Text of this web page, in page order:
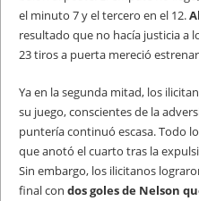
el minuto 7 y el tercero en el 12.
resultado que no hacía justicia a
23 tiros a puerta mereció
Ya en lasegunda mitad, los
su juego, conscientes de la
puntería continuó escasa. Todo
que anotó el cuarto tras la
Sin embargo, los ilicitanos
final con dos goles de Nelson